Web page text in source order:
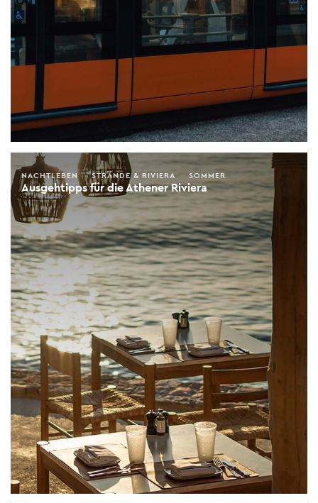
Ausgehtipps für die Athener Riviera
NACHTLEBEN STRÄNDE & RIVIERA SOMMER